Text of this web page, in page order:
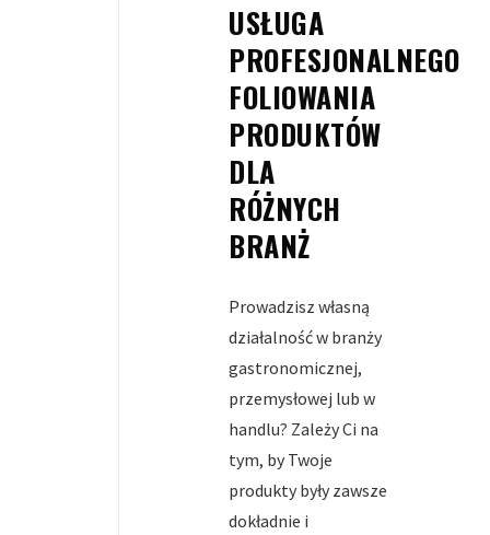
USŁUGA
PROFESJONALNEGO
FOLIOWANIA
PRODUKTÓW
DLA
RÓŻNYCH
BRANŻ
Prowadzisz własną
działalność w branży
gastronomicznej,
przemysłowej lub w
handlu? Zależy Ci na
tym, by Twoje
produkty były zawsze
dokładnie i